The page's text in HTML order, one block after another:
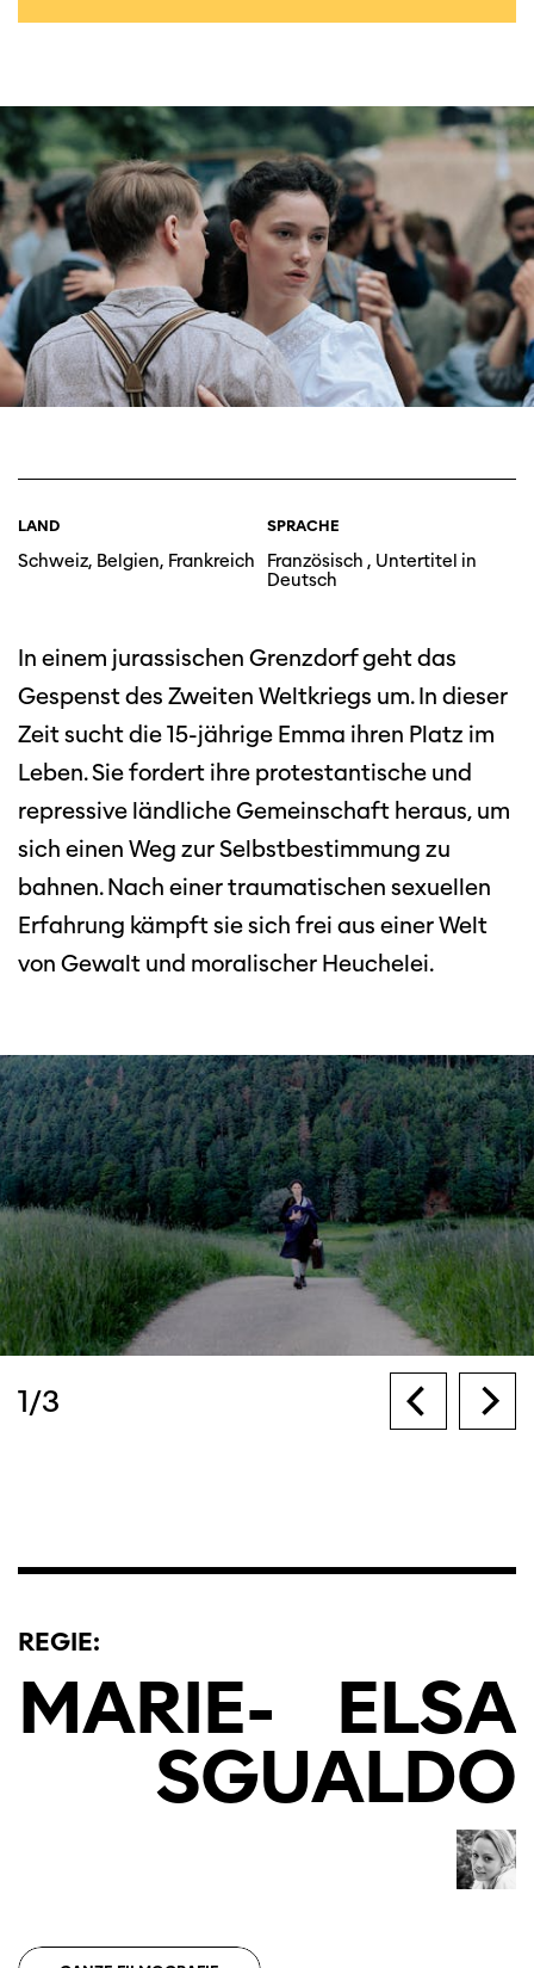
LAND
Schweiz, Belgien, Frankreich
SPRACHE
Französisch , Untertitel in
Deutsch
In einem jurassischen Grenzdorf geht das
Gespenst des Zweiten Weltkriegs um. In dieser
Zeit sucht die 15-jährige Emma ihren Platz im
Leben. Sie fordert ihre protestantische und
repressive ländliche Gemeinschaft heraus, um
sich einen Weg zur Selbstbestimmung zu
bahnen. Nach einer traumatischen sexuellen
Erfahrung kämpft sie sich frei aus einer Welt
von Gewalt und moralischer Heuchelei.
1/3
REGIE:
MARIE- ELSA
SGUALDO